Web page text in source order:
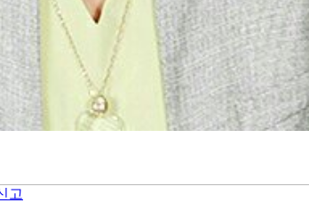
고